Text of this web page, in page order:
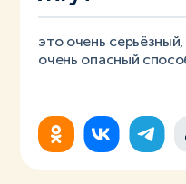
это очень
очень опасный